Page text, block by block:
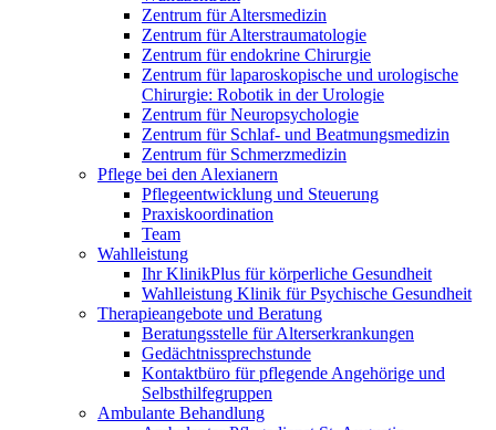
Zentrum für Altersmedizin
Zentrum für Alterstraumatologie
Zentrum für endokrine Chirurgie
Zentrum für laparoskopische und urologische
Chirurgie: Robotik in der Urologie
Zentrum für Neuropsychologie
Zentrum für Schlaf- und Beatmungsmedizin
Zentrum für Schmerzmedizin
Pflege bei den Alexianern
Pflegeentwicklung und Steuerung
Praxiskoordination
Team
Wahlleistung
Ihr KlinikPlus für körperliche Gesundheit
Wahlleistung Klinik für Psychische Gesundheit
Therapieangebote und Beratung
Beratungsstelle für Alterserkrankungen
Gedächtnissprechstunde
Kontaktbüro für pflegende Angehörige und
Selbsthilfegruppen
Ambulante Behandlung